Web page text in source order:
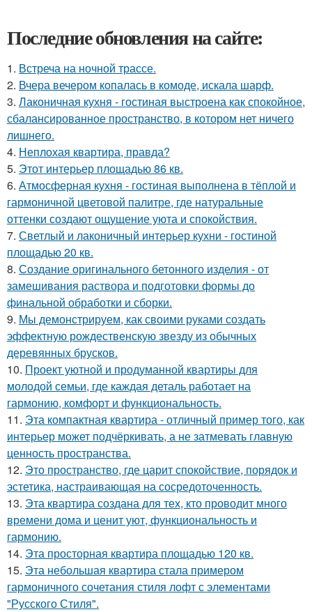
Последние обновления на сайте:
1. Встреча на ночной трассе.
2. Вчера вечером копалась в комоде, искала шарф.
3. Лаконичная кухня - гостиная выстроена как спокойное,
сбалансированное пространство, в котором нет ничего
лишнего.
4. Неплохая квартира, правда?
5. Этот интерьер площадью 86 кв.
6. Атмосферная кухня - гостиная выполнена в тёплой и
гармоничной цветовой палитре, где натуральные
оттенки создают ощущение уюта и спокойствия.
7. Светлый и лаконичный интерьер кухни - гостиной
площадью 20 кв.
8. Создание оригинального бетонного изделия - от
замешивания раствора и подготовки формы до
финальной обработки и сборки.
9. Мы демонстрируем, как своими руками создать
эффектную рождественскую звезду из обычных
деревянных брусков.
10. Проект уютной и продуманной квартиры для
молодой семьи, где каждая деталь работает на
гармонию, комфорт и функциональность.
11. Эта компактная квартира - отличный пример того, как
интерьер может подчёркивать, а не затмевать главную
ценность пространства.
12. Это пространство, где царит спокойствие, порядок и
эстетика, настраивающая на сосредоточенность.
13. Эта квартира создана для тех, кто проводит много
времени дома и ценит уют, функциональность и
гармонию.
14. Эта просторная квартира площадью 120 кв.
15. Эта небольшая квартира стала примером
гармоничного сочетания стиля лофт с элементами
"Русского Стиля".